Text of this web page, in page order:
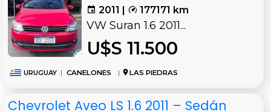
2011 | 177171 km
VW Suran 1.6 2011...
U$S 11.500
URUGUAY | CANELONES | LAS PIEDRAS
Chevrolet Aveo LS 1.6 2011 – Sedán